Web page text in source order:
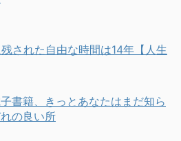
された自由な時間は14年【人生
書籍、きっとあなたはまだ知ら
の良い所